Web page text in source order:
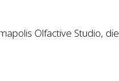
Olfactive Studio, die